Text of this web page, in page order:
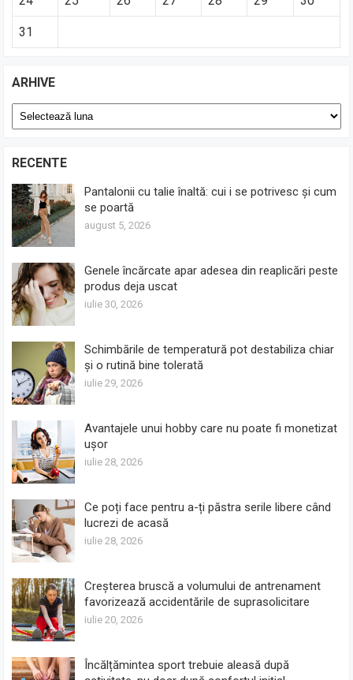
31
ARHIVE
Arhive
RECENTE
Pantalonii cu talie înaltă: cui i se potrivesc și cum
se poartă
august 5, 2026
Genele încărcate apar adesea din reaplicări peste
produs deja uscat
iulie 30, 2026
Schimbările de temperatură pot destabiliza chiar
și o rutină bine tolerată
iulie 29, 2026
Avantajele unui hobby care nu poate fi monetizat
ușor
iulie 28, 2026
Ce poți face pentru a-ți păstra serile libere când
lucrezi de acasă
iulie 28, 2026
Creșterea bruscă a volumului de antrenament
favorizează accidentările de suprasolicitare
iulie 20, 2026
Încălțămintea sport trebuie aleasă după